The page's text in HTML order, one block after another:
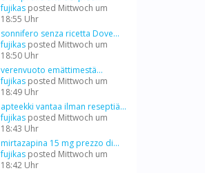
fujikas posted Mittwoch um
18:55 Uhr
sonnifero senza ricetta Dove...
fujikas posted Mittwoch um
18:50 Uhr
verenvuoto emättimestä...
fujikas posted Mittwoch um
18:49 Uhr
apteekki vantaa ilman reseptiä...
fujikas posted Mittwoch um
18:43 Uhr
mirtazapina 15 mg prezzo di...
fujikas posted Mittwoch um
18:42 Uhr